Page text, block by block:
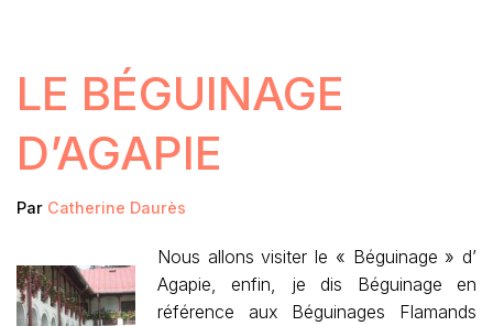
LE BÉGUINAGE
D’AGAPIE
Par Catherine Daurès
Nous allons visiter le « Béguinage » d’
Agapie, enfin, je dis Béguinage en
référence aux Béguinages Flamands